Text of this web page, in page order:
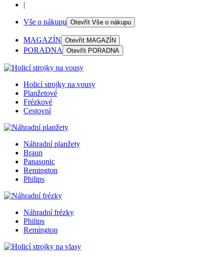
|
Vše o nákupu Otevřít Vše o nákupu
MAGAZÍN Otevřít MAGAZÍN
PORADNA Otevřít PORADNA
Holicí strojky na vousy
Planžetové
Frézkové
Cestovní
Náhradní planžety
Braun
Panasonic
Remington
Philips
Náhradní frézky
Philips
Remington